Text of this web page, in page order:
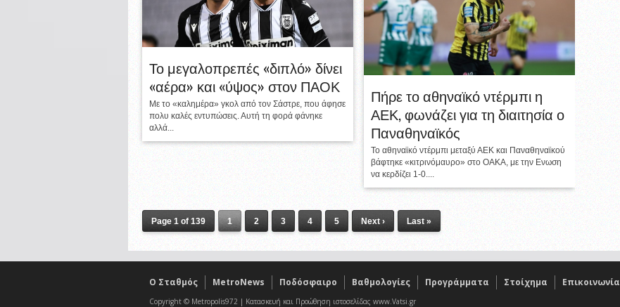
Το μεγαλοπρεπές «διπλό» δίνει
«αέρα» και «ύψος» στον ΠΑΟΚ
Με το «καλημέρα» γκολ από τον Σάστρε, που άφησε
πολυ καλές εντυπώσεις. Αυτή τη φορά φάνηκε
αλλά...
Πήρε το αθηναϊκό ντέρμπι η
ΑΕΚ, φωνάζει για τη διαιτησία ο
Παναθηναϊκός
To αθηναϊκό ντέρμπι μεταξύ ΑΕΚ και Παναθηναϊκού
βάφτηκε «κιτρινόμαυρο» στο ΟΑΚΑ, με την Ενωση
να κερδίζει 1-0....
Page 1 of 139 1 2 3 4 5 Next › Last »
O Σταθμός MetroNews Ποδόσφαιρο Βαθμολογίες Προγράμματα Στοίχημα Επικοινωνία
Copyright © Metropolis972 | Κατασκευή και Προώθηση ιστοσελίδας www.Vatsi.gr